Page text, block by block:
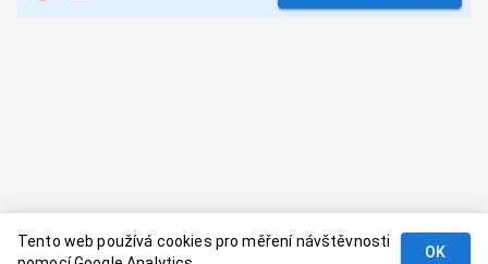
Tento web používá cookies pro měření návštěvnosti
OK